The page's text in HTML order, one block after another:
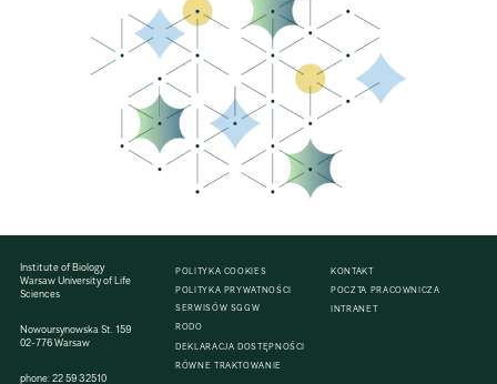
Institute of Biology
Warsaw University of Life
Sciences
Nowoursynowska St. 159
02-776 Warsaw
phone:22 59 32510
POLITYKA COOKIES
POLITYKA PRYWATNOŚCI
SERWISÓW SGGW
RODO
DEKLARACJA DOSTĘPNOŚCI
RÓWNE TRAKTOWANIE
KONTAKT
POCZTA PRACOWNICZA
INTRANET